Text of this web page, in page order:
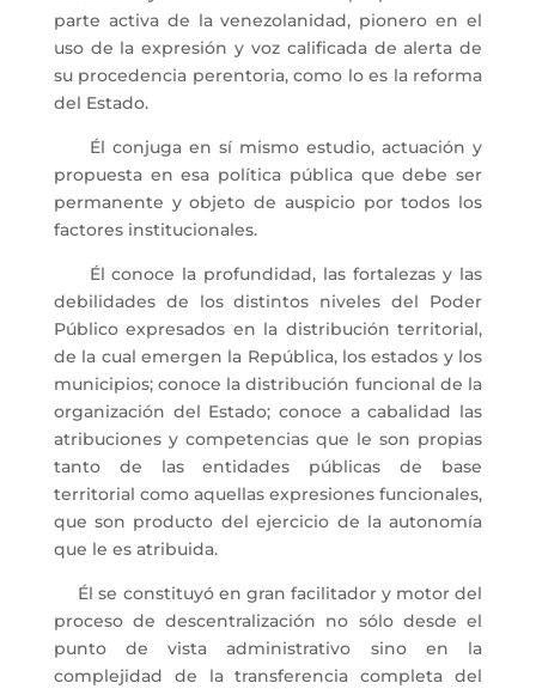
parte activa de la venezolanidad, pionero en el
uso de la expresión y voz calificada de alerta de
su procedencia perentoria, como lo es la reforma
del Estado.
Él conjuga en sí mismo estudio, actuación y
propuesta en esa política pública que debe ser
permanente y objeto de auspicio por todos los
factores institucionales.
Él conoce la profundidad, las fortalezas y las
debilidades de los distintos niveles del Poder
Público expresados en la distribución territorial,
de la cual emergen la República, los estados y los
municipios; conoce la distribución funcional de la
organización del Estado; conoce a cabalidad las
atribuciones y competencias que le son propias
tanto de las entidades públicas de base
territorial como aquellas expresiones funcionales,
que son producto del ejercicio de la autonomía
que le es atribuida.
Él se constituyó en gran facilitador y motor del
proceso de descentralización no sólo desde el
punto de vista administrativo sino en la
complejidad de la transferencia completa del